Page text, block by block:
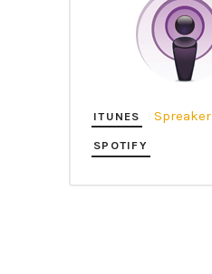
ITUNES Spreaker
SPOTIFY